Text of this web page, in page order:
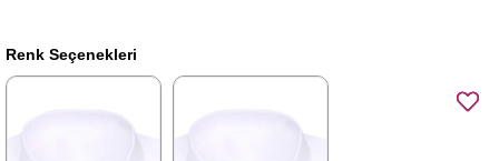
Renk Seçenekleri